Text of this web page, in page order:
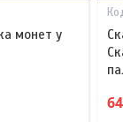
монет у